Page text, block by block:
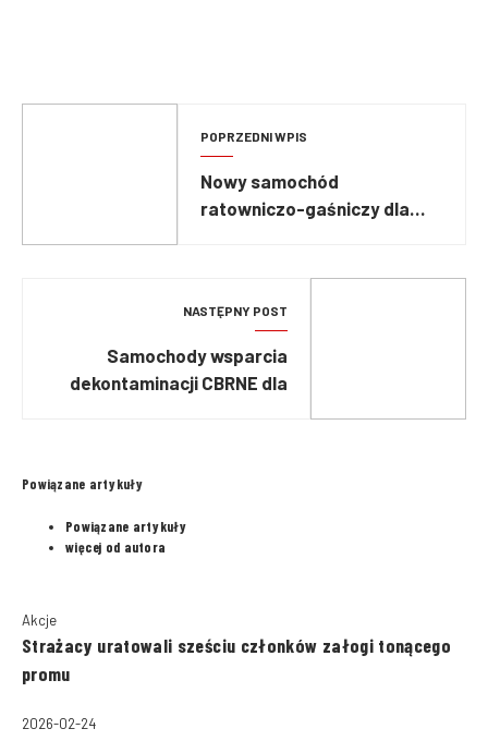
POPRZEDNI WPIS
Nowy samochód
ratowniczo-gaśniczy dla
NASTĘPNY POST
Samochody wsparcia
dekontaminacji CBRNE dla
Powiązane artykuły
Powiązane artykuły
więcej od autora
Akcje
Strażacy uratowali sześciu członków załogi tonącego
promu
2026-02-24